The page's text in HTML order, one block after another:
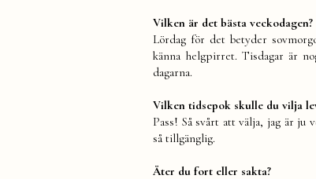
Vilken är det bästa veckodagen?
Lördag för det betyder
känna helgpirret. Tisdagar är
dagarna.
Vilken tidsepok skulle du vilja
Pass! Så svårt att välja, jag är ju
så tillgänglig.
Äter du fort eller sakta?